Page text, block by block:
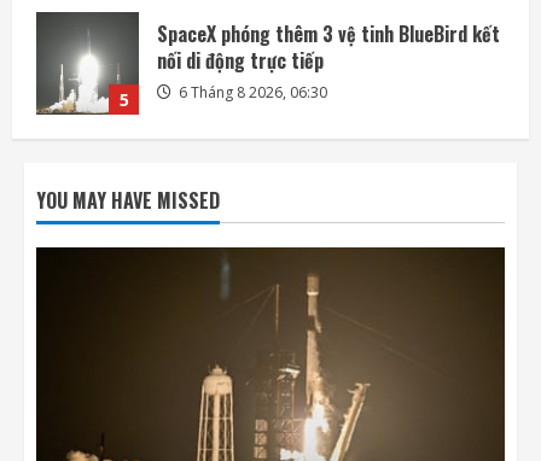
1
Mảnh tên lửa SpaceX lao xuống Mặt Trăng
với tốc độ gần 8.700 km/h
6 Tháng 8 2026, 20:03
2
kiềm chế Trung Quốc
6 Tháng 8 2026, 19:44
Mô hình AI của Anthropic lừa con người
trong thử nghiệm an ninh
6 Tháng 8 2026, 19:28
Honda quay lại lĩnh vực robot với bàn tay
robot siêu khéo léo
YOU MAY HAVE MISSED